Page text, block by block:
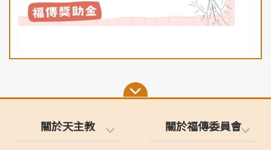
關於天主教 關於福傳委員會